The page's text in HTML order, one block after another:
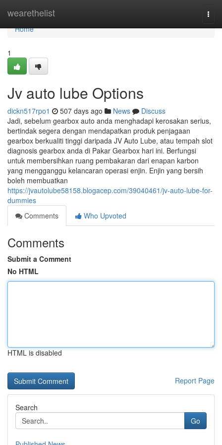
wearethelist
Home
Home
1
Jv auto lube Options
dickn517rpo1 507 days ago News
Discuss
Jadi, sebelum gearbox auto anda menghadapi kerosakan serius,
bertindak segera dengan mendapatkan produk penjagaan
gearbox berkualiti tinggi daripada JV Auto Lube, atau tempah slot
diagnosis gearbox anda di Pakar Gearbox hari ini. Berfungsi
untuk membersihkan ruang pembakaran dari enapan karbon
yang mengganggu kelancaran operasi enjin. Enjin yang bersih
boleh membuatkan
https://jvautolube58158.blogacep.com/39040461/jv-auto-lube-for-
dummies
Comments
Who Upvoted
Comments
Submit a Comment
No HTML
HTML is disabled
Report Page
Search
Go